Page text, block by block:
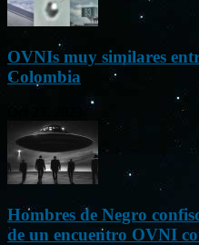
OVNIs muy similares
Colombia
Hombres de Negro
de un encuentro OVNI